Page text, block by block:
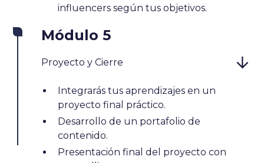
influencers según tus objetivos.
Módulo 5
Proyecto y Cierre
Integrarás tus aprendizajes en un
proyecto final práctico.
Desarrollo de un portafolio de
contenido.
Presentación final del proyecto con